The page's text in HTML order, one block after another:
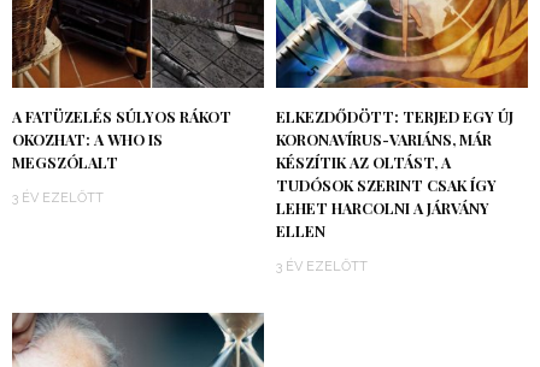
A FATÜZELÉS SÚLYOS RÁKOT
OKOZHAT: A WHO IS
MEGSZÓLALT
3 ÉV EZELŐTT
ELKEZDŐDÖTT: TERJED EGY ÚJ
KORONAVÍRUS-VARIÁNS, MÁR
KÉSZÍTIK AZ OLTÁST, A
TUDÓSOK SZERINT CSAK ÍGY
LEHET HARCOLNI A JÁRVÁNY
ELLEN
3 ÉV EZELŐTT